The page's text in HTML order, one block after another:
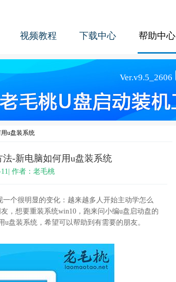
视频教程 下载中心 帮助中心
u盘装系统
-新电脑如何用u盘装系统
作者：老毛桃
个很明显的变化：越来越多人开始主动学怎么
，想要重装系统win10，跑来问小编u盘启动盘的
盘装系统，希望可以帮助到有需要的朋友。